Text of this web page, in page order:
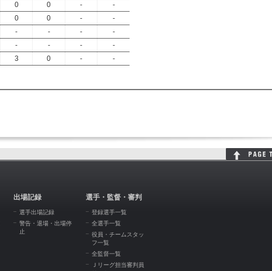
0 0 -
-
0 0 -
-
- - -
-
- - -
-
3 0 - -
出場記録
選手出場記録
警告・退場・出場停
止
選手・監督・審判
登録選手一覧
全選手一覧
役員・チームスタッ
フ一覧
全監督一覧
Ｊリーグ担当審判員